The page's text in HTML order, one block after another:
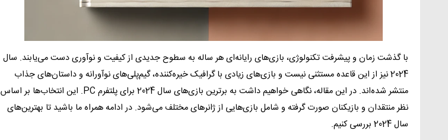
با گذشت زمان و پیشرفت تکنولوژی، بازی‌های رایانه‌ای هر ساله به سطوح جدیدی از کیفیت و نوآوری دست می‌یابند. سال
2024 نیز از این قاعده مستثنی نیست و بازی‌های زیادی با گرافیک خیره‌کننده، گیم‌پلی‌های نوآورانه و داستان‌های جذاب
منتشر شده‌اند. در این مقاله، نگاهی خواهیم داشت به برترین بازی‌های سال 2024 برای پلتفرم PC. این انتخاب‌ها بر اساس
نظر منتقدان و بازیکنان صورت گرفته و شامل بازی‌هایی از ژانرهای مختلف می‌شود. در ادامه همراه ما باشید تا بهترین‌های
سال 2024 بررسی کنیم.